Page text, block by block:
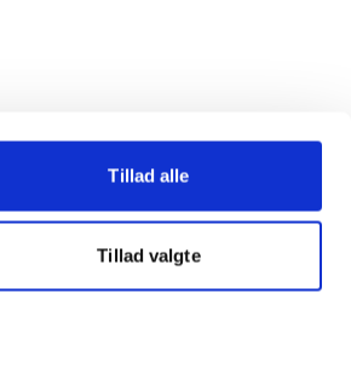
Tillad alle
Tillad valgte